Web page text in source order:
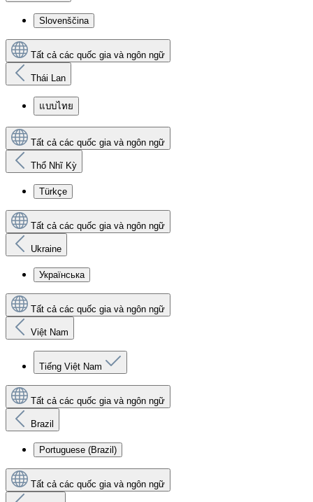
Slovenščina
Tất cả các quốc gia và ngôn ngữ
Thái Lan
แบบไทย
Tất cả các quốc gia và ngôn ngữ
Thổ Nhĩ Kỳ
Türkçe
Tất cả các quốc gia và ngôn ngữ
Ukraine
Українська
Tất cả các quốc gia và ngôn ngữ
Việt Nam
Tiếng Việt Nam
Tất cả các quốc gia và ngôn ngữ
Brazil
Portuguese (Brazil)
Tất cả các quốc gia và ngôn ngữ